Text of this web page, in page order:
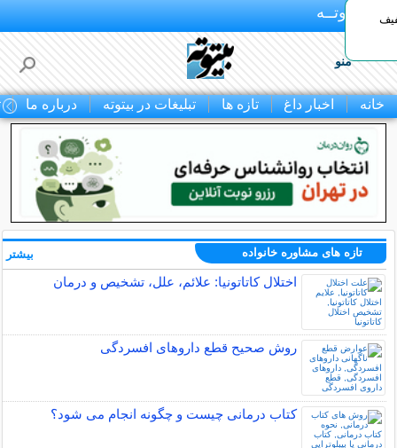
بـیتوتــه
منو
خانه اخبار داغ تازه ها تبلیغات در بیتوته درباره ما
50% تخفیف
تازه های مشاوره خانواده
اختلال کاتاتونیا: علائم، علل، تشخیص و درمان
روش صحیح قطع داروهای افسردگی
کتاب درمانی چیست و چگونه انجام می شود؟
بیشتر